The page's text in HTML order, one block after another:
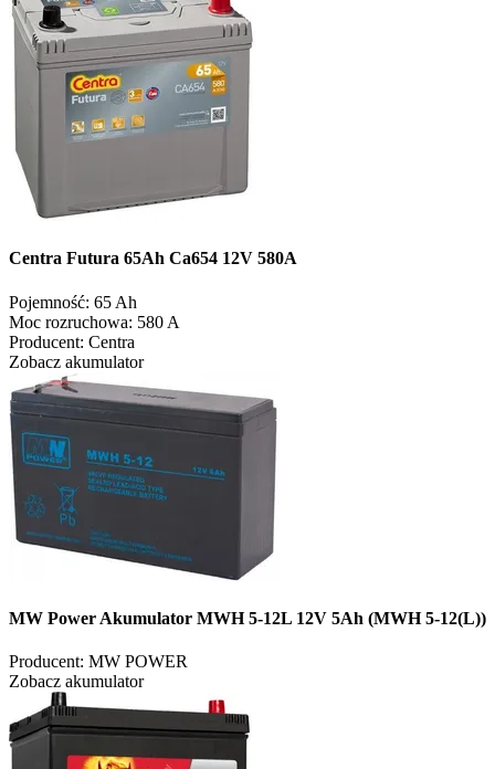
Centra Futura 65Ah Ca654 12V 580A
Pojemność: 65 Ah
Moc rozruchowa: 580 A
Producent: Centra
Zobacz akumulator
MW Power Akumulator MWH 5-12L 12V 5Ah (MWH 5-12(L))
Producent: MW POWER
Zobacz akumulator